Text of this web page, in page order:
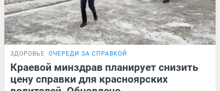
ЗДОРОВЬЕ ОЧЕРЕДИ ЗА СПРАВКОЙ
Краевой минздрав планирует снизить
цену справки для красноярских